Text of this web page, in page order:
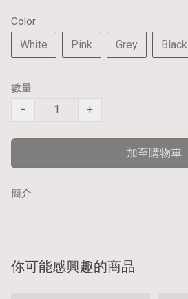
Color
White Pink Grey Black
數量
− +
加至購物車
簡介
你可能感興趣的商品